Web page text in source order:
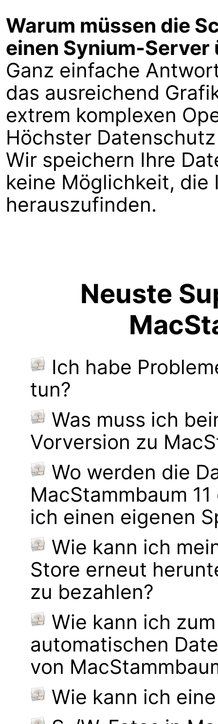
Warum müssen die
einen Synium-
Ganz einfache
das ausreichend
extrem komplexen
Höchster
Wir speichern Ihre
keine Möglichkeit,
herauszufinden.
Neuste
Ich habe
tun?
Was muss ich
Vorversion zu
Wo werden die
MacStammbaum
ich einen eigenen
Wie kann ich
Store erneut
zu bezahlen?
Wie kann ich
automatischen
von
Wie kann ich